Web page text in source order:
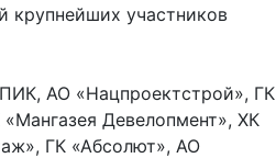
крупнейших участников
АО «Нацпроектстрой», ГК
Девелопмент», ХК
ГК «Абсолют», АО